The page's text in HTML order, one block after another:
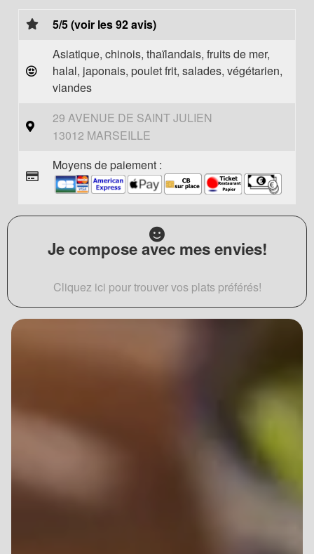
5/5 (voir les 92 avis)
Asiatique, chinois, thaïlandais, fruits de mer,
halal, japonais, poulet frit, salades, végétarien,
viandes
29 AVENUE DE SAINT JULIEN
13012 MARSEILLE
Moyens de paiement :
Je compose avec mes envies!
Cliquez ici pour trouver vos plats préférés!